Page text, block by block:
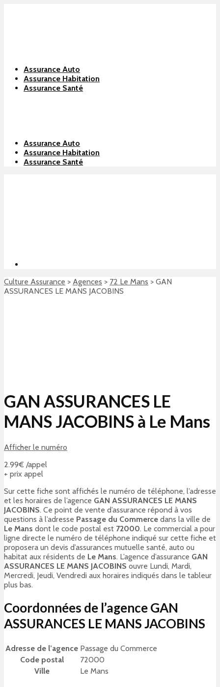
Assurance Auto
Assurance Habitation
Assurance Santé
Assurance Auto
Assurance Habitation
Assurance Santé
Culture Assurance > Agences > 72 Le Mans > GAN
ASSURANCES LE MANS JACOBINS
GAN ASSURANCES LE
MANS JACOBINS à Le Mans
Afficher le numéro
2.99€ /appel
+ prix appel
Sur cette fiche sont affichés le numéro de téléphone, l’adresse
et les horaires de l’agence GAN ASSURANCES LE MANS
JACOBINS. Ce point de vente d’assurance répond à vos
questions à l’adresse Passage du Commerce dans la ville de
Le Mans dont le code postal est 72000. Le commercial a pour
ligne directe le numéro de téléphone indiqué sur cette fiche et
proposera un devis d’assurances mutuelle santé, auto ou
habitat aux résidents de Le Mans. L’agence d’assurance GAN
ASSURANCES LE MANS JACOBINS ouvre Lundi, Mardi,
Mercredi, Jeudi, Vendredi aux horaires indiqués dans le tableur
plus bas.
Coordonnées de l’agence GAN
ASSURANCES LE MANS JACOBINS
Adresse de l’agence Passage du Commerce
Code postal
72000
Ville
Le Mans